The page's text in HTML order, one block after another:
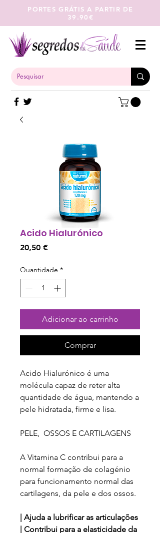
PORTES GRÁTIS A PARTIR DE
39.90€
Acido Hialurónico
20,50 €Preço
Quantidade *
Adicionar ao carrinho
Comprar
Acido Hialurónico é uma
molécula capaz de reter alta
quantidade de água, mantendo a
pele hidratada, firme e lisa.
PELE, OSSOS E CARTILAGENS
A Vitamina C contribui para a
normal formação de colagénio
para funcionamento normal das
cartilagens, da pele e dos ossos.
| Ajuda a lubrificar as articulações
| Contribui para a elasticidade da